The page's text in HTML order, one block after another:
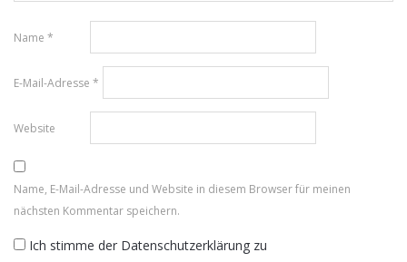
Name *
E-Mail-Adresse *
Website
Name, E-Mail-Adresse und Website in diesem Browser für meinen
nächsten Kommentar speichern.
Ich stimme der Datenschutzerklärung zu